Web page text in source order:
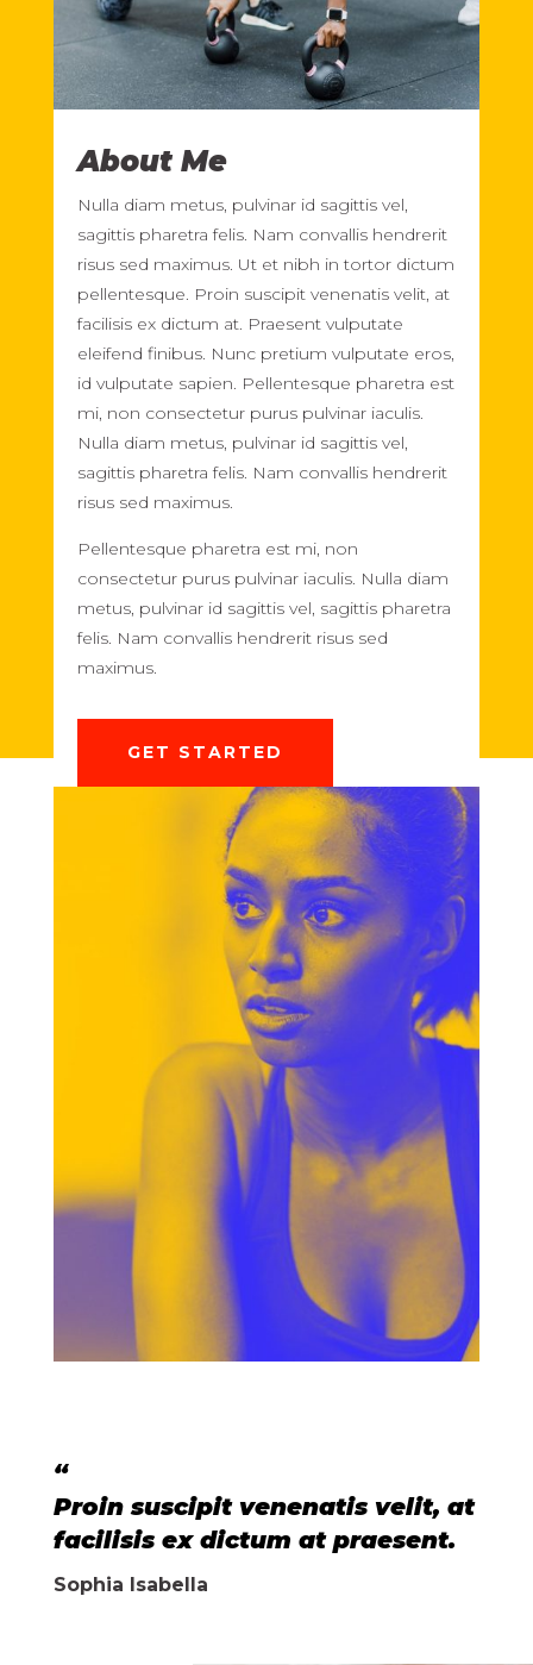
About Me
Nulla diam metus, pulvinar id sagittis vel,
sagittis pharetra felis. Nam convallis hendrerit
risus sed maximus. Ut et nibh in tortor dictum
pellentesque. Proin suscipit venenatis velit, at
facilisis ex dictum at. Praesent vulputate
eleifend finibus. Nunc pretium vulputate eros,
id vulputate sapien. Pellentesque pharetra est
mi, non consectetur purus pulvinar iaculis.
Nulla diam metus, pulvinar id sagittis vel,
sagittis pharetra felis. Nam convallis hendrerit
risus sed maximus.
Pellentesque pharetra est mi, non
consectetur purus pulvinar iaculis. Nulla diam
metus, pulvinar id sagittis vel, sagittis pharetra
felis. Nam convallis hendrerit risus sed
maximus.
GET STARTED
“
Proin suscipit venenatis velit, at
facilisis ex dictum at praesent.
Sophia Isabella